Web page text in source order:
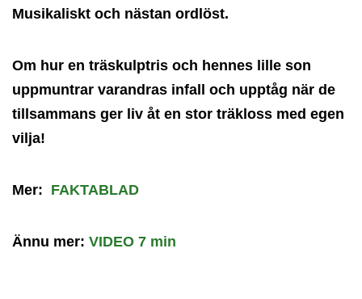
Musikaliskt och nästan ordlöst.
Om hur en träskulptris och hennes lille son
uppmuntrar varandras infall och upptåg när de
tillsammans ger liv åt en stor träkloss med egen
vilja!
Mer: FAKTABLAD
Ännu mer: VIDEO 7 min